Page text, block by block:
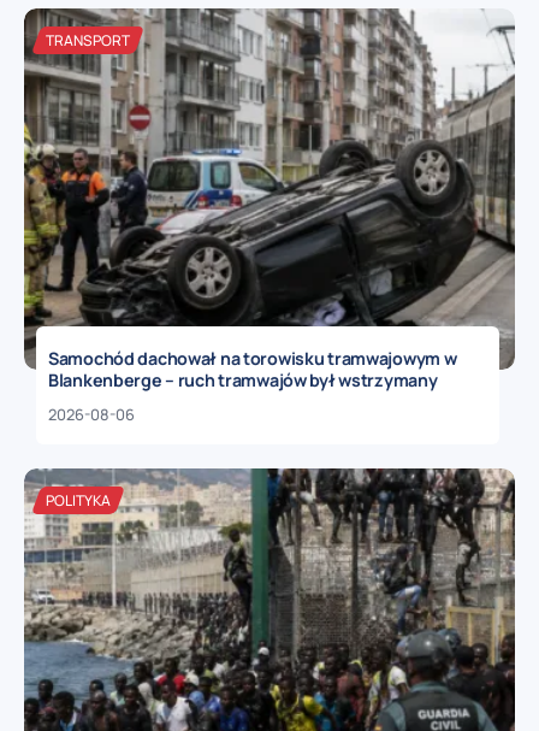
TRANSPORT
Samochód dachował na torowisku tramwajowym w
Blankenberge – ruch tramwajów był wstrzymany
2026-08-06
POLITYKA